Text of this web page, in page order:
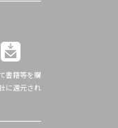
書籍等を購
に還元され